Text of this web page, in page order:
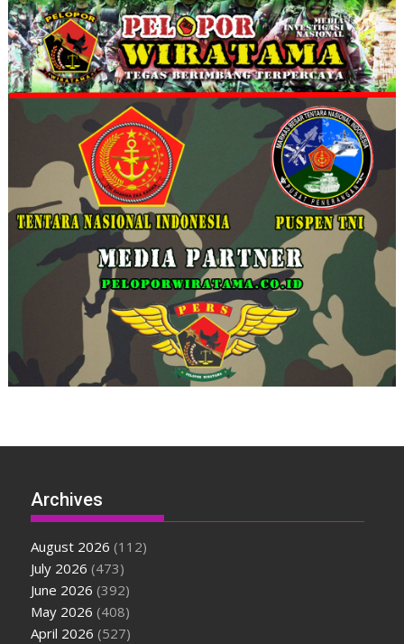
Archives
August 2026 (112)
July 2026 (473)
June 2026 (392)
May 2026 (408)
April 2026 (527)